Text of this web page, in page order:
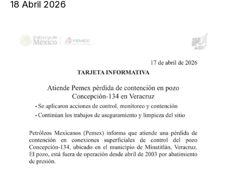
18 Abril 2026